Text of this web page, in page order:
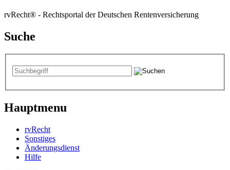
rvRecht® - Rechtsportal der Deutschen Rentenversicherung
Suche
Hauptmenu
rvRecht
Sonstiges
Änderungsdienst
Hil­fe